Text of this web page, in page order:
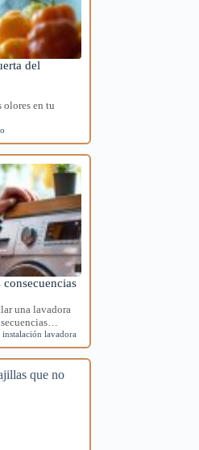
del
olores en tu
una lavadora
,instalación lavadora